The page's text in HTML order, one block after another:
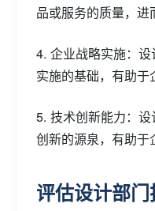
品或服务的质量，进
4. 企业战略实施：
实施的基础，有助于
5. 技术创新能力：
创新的源泉，有助于
评估设计部